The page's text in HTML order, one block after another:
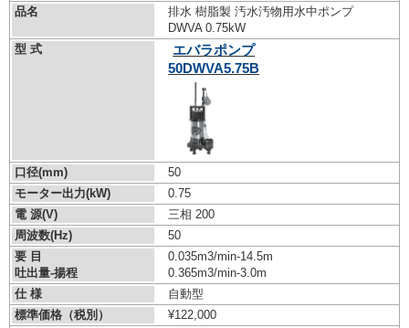
品名
排水 樹脂製 汚水汚物用水中ポンプ
DWVA 0.75kW
型 式
エバラポンプ
50DWVA5.75B
口径(mm)
50
モーター出力(kW)
0.75
電 源(V)
三相 200
周波数(Hz)
50
要 目
吐出量-揚程
0.035m3/min-14.5m
0.365m3/min-3.0m
仕 様
自動型
標準価格（税別）
¥122,000